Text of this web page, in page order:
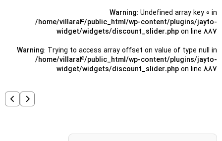
Warning: Undefined array key 0 in
/home/villara4/public_html/wp-content/plugins/jayto-
widget/widgets/discount_slider.php on line 887
Warning: Trying to access array offset on value of type null in
/home/villara4/public_html/wp-content/plugins/jayto-
widget/widgets/discount_slider.php on line 887